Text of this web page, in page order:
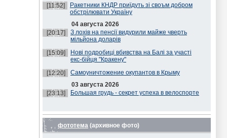
[11:52]
Ракетники КНДР приїдуть зі своъм добром
обстрілювати Україну
04 августа 2026
[20:17]
З лохів на пенсії видурили майже чверть
мільйона доларів
[15:09]
Нові подробиці вбивства на Балі за участі
екс-бійця "Кракену"
[12:20]
Самоуничтожение окупантов в Крыму
03 августа 2026
[23:13]
Большая грудь - секрет успеха в велоспорте
фототема (архивное фото)